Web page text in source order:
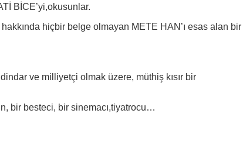
BİCE’yi,okusunlar.
hiçbir belge olmayan METE HAN’ı esas alan bir
ve milliyetçi olmak üzere, müthiş kısır bir
bir besteci, bir sinemacı,tiyatrocu…